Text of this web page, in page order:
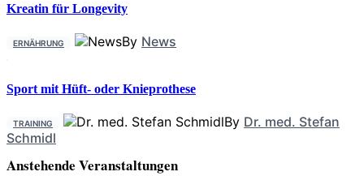
Kreatin für Longevity
ERNÄHRUNG By News
Sport mit Hüft- oder Knieprothese
TRAINING By Dr. med. Stefan
Schmidl
Anstehende Veranstaltungen